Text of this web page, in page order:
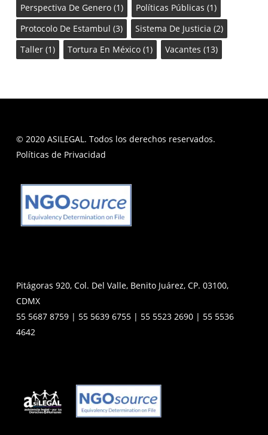
Perspectiva De Genero(1) Políticas Públicas (1)
Protocolo De Estambul (3) Sistema De Justicia (2)
Taller(1) Tortura En México(1) Vacantes (13)
© 2020 ASILEGAL. Todos los derechos reservados.
Políticas de Privacidad
Pitágoras 920, Col. Del Valle, Benito Juárez, CP. 03100,
CDMX
55 5687 8759 | 55 5639 6755 | 55 5523 2690 | 55 5536
4642